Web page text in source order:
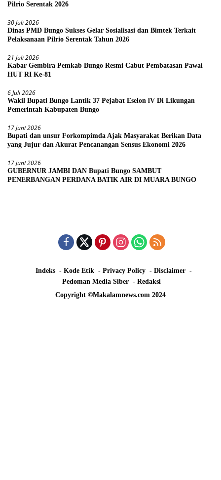
Pilrio Serentak 2026
30 Juli 2026
Dinas PMD Bungo Sukses Gelar Sosialisasi dan Bimtek Terkait
Pelaksanaan Pilrio Serentak Tahun 2026
21 Juli 2026
Kabar Gembira Pemkab Bungo Resmi Cabut Pembatasan Pawai
HUT RI Ke-81
6 Juli 2026
Wakil Bupati Bungo Lantik 37 Pejabat Eselon lV Di Likungan
Pemerintah Kabupaten Bungo
17 Juni 2026
Bupati dan unsur Forkompimda Ajak Masyarakat Berikan Data
yang Jujur dan Akurat Pencanangan Sensus Ekonomi 2026
17 Juni 2026
GUBERNUR JAMBI DAN Bupati Bungo SAMBUT
PENERBANGAN PERDANA BATIK AIR DI MUARA BUNGO
Indeks Kode Etik Privacy Policy
Disclaimer
Pedoman Media Siber
Redaksi
Copyright ©Makalamnews.com 2024